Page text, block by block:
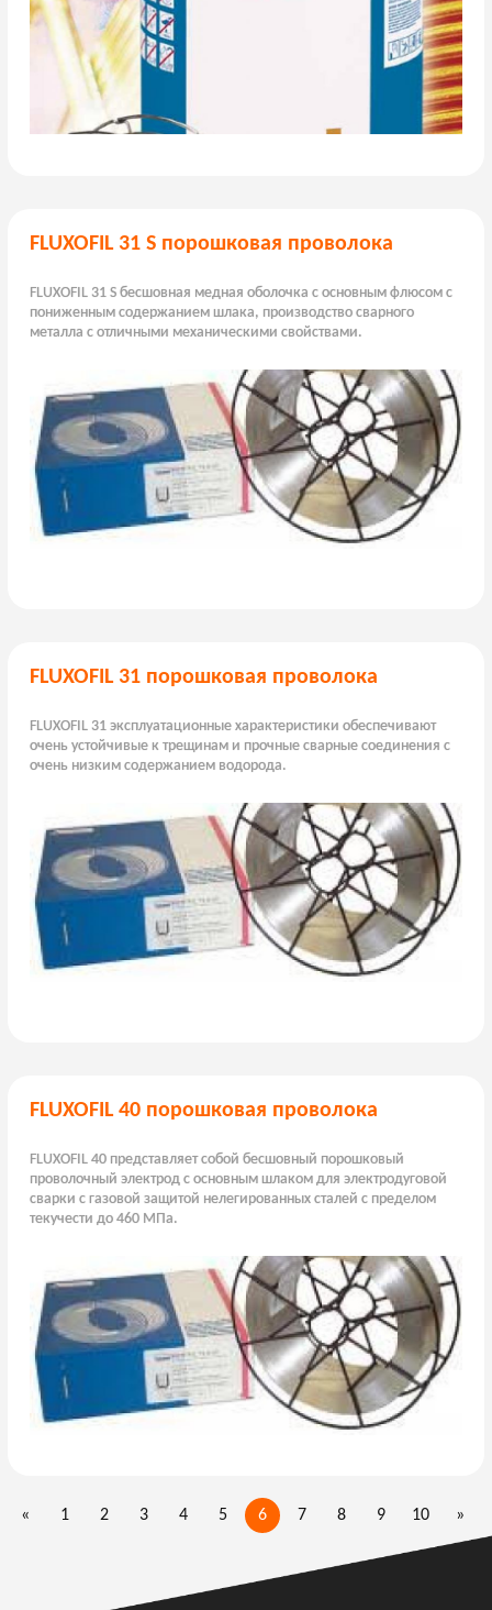
FLUXOFIL 31 S порошковая проволока
FLUXOFIL 31 S бесшовная медная оболочка с основным флюсом с
пониженным содержанием шлака, производство сварного
металла с отличными механическими свойствами.
FLUXOFIL 31 порошковая проволока
FLUXOFIL 31 эксплуатационные характеристики обеспечивают
очень устойчивые к трещинам и прочные сварные соединения с
очень низким содержанием водорода.
FLUXOFIL 40 порошковая проволока
FLUXOFIL 40 представляет собой бесшовный порошковый
проволочный электрод с основным шлаком для электродуговой
сварки с газовой защитой нелегированных сталей с пределом
текучести до 460 МПа.
« 1 2 3 4 5 6 7 8 9 10 »